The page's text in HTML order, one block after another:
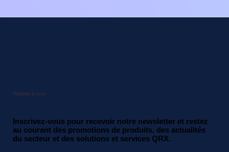
Restez à jour
Inscrivez-vous pour recevoir notre newsletter et restez
au courant des promotions de produits, des actualités
du secteur et des solutions et services QRX.